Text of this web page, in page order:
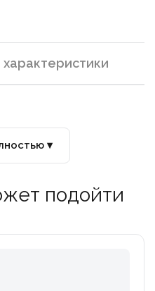
характеристики
▾
подойти